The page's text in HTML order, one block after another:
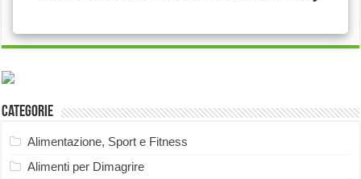
Categorie
Alimentazione, Sport e Fitness
Alimenti per Dimagrire